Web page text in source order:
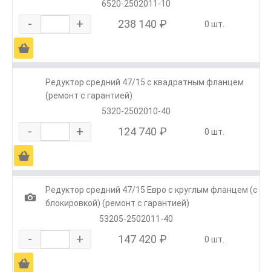
6520-2502011-10
- + 238 140 ₽ 0 шт.
Ä
Редуктор средний 47/15 с квадратным фланцем
(ремонт с гарантией)
5320-2502010-40
- + 124 740 ₽ 0 шт.
Ä
1
Редуктор средний 47/15 Евро с круглым фланцем (с
блокировкой) (ремонт с гарантией)
53205-2502011-40
- + 147 420 ₽ 0 шт.
Ä